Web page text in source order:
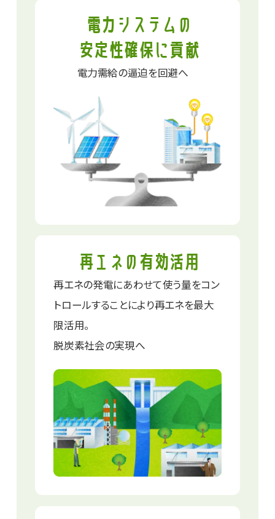
電力システムの
安定性確保に貢献​
電力需給の逼迫を回避へ
再エネの有効活用
再エネの発電にあわせて使う量をコン
トロールすることにより再エネを最大
限活用。
脱炭素社会の実現へ